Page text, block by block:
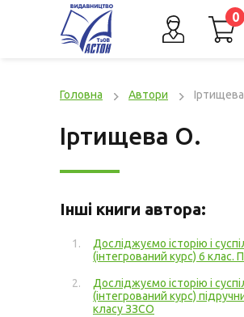
0
Головна Автори
Іртищева О.
Інші книги автора:
Досліджуємо історію і
(інтегрований курс) 6 клас.
Досліджуємо історію і
(інтегрований курс)
класу ЗЗСО